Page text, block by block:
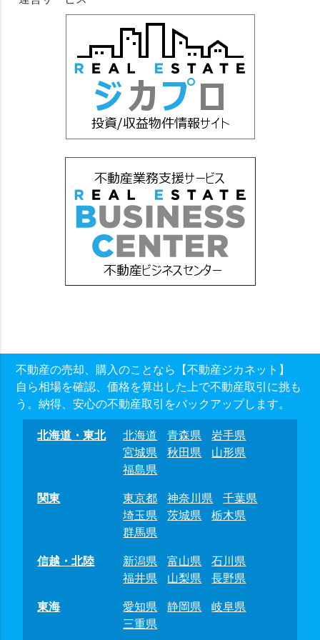
不動産の売却、購入のことなら【不動産ジカネット】
自ら相場を確認、価格を算出した上で不動産取引に挑も
う。納得、安心の不動産取引をバックアップします。
北海道・東北 北海道 青森県
岩手県
宮城県
秋田県
山形県
福島県
関東
東京都 神奈川県
千葉県
埼玉県
茨城県
栃木県
群馬県
信越・北陸
新潟県 富山県
石川県
福井県
山梨県
長野県
東海
愛知県 静岡県
岐阜県
三重県